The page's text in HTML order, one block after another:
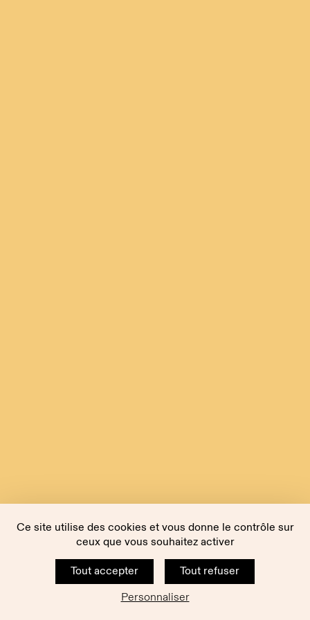
Ce site utilise des cookies et vous donne le contrôle sur
ceux que vous souhaitez activer
Tout accepter
Tout refuser
Personnaliser